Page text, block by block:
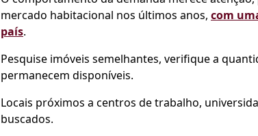
mercado habitacional nos últimos anos, com
país.
Pesquise imóveis semelhantes, verifique a
permanecem disponíveis.
Locais próximos a centros de trabalho,
buscados.